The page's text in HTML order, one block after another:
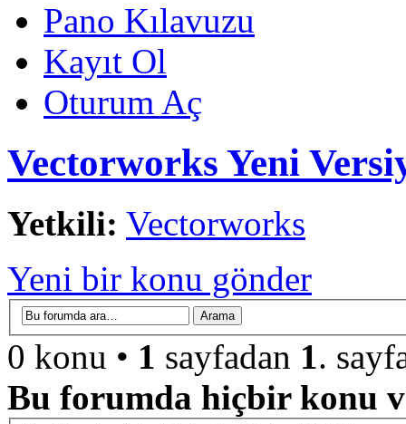
Pano Kılavuzu
Kayıt Ol
Oturum Aç
Vectorworks Yeni
Yetkili: Vectorworks
Yeni bir konu gönder
0 konu • 1 sayfadan 1.
Bu forumda hiçbir konu